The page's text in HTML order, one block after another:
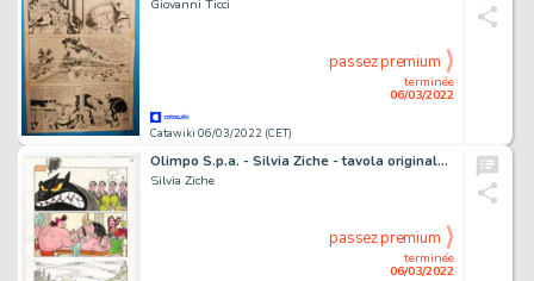
Giovanni Ticci
Catawiki 06/03/2022 (CET)
terminée
06/03/2022
passez premium
Olimpo S.p.a. - Silvia Ziche - tavola originale "Caccia Grossa" - Page volante - Exemplaire unique - (2002)
Silvia Ziche
terminée
06/03/2022
passez premium